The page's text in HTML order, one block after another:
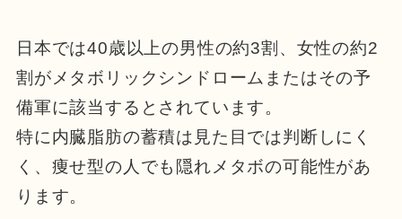
日本では40歳以上の男性の約3割、女性の約2
割がメタボリックシンドロームまたはその予
備軍に該当するとされています。
特に内臓脂肪の蓄積は見た目では判断しにく
く、痩せ型の人でも隠れメタボの可能性があ
ります。